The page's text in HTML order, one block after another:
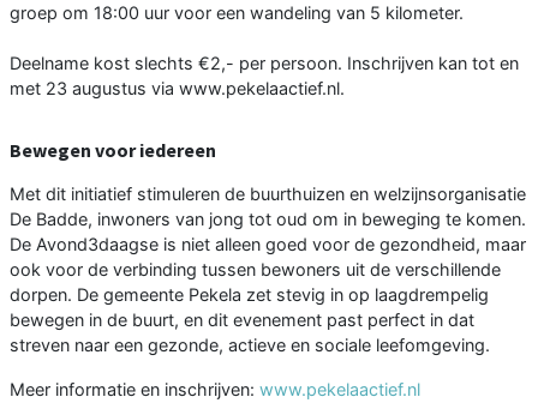
groep om 18:00 uur voor een wandeling van 5 kilometer.
Deelname kost slechts €2,- per persoon. Inschrijven kan tot en
met 23 augustus via www.pekelaactief.nl.
Bewegen voor iedereen
Met dit initiatief stimuleren de buurthuizen en welzijnsorganisatie
De Badde, inwoners van jong tot oud om in beweging te komen.
De Avond3daagse is niet alleen goed voor de gezondheid, maar
ook voor de verbinding tussen bewoners uit de verschillende
dorpen. De gemeente Pekela zet stevig in op laagdrempelig
bewegen in de buurt, en dit evenement past perfect in dat
streven naar een gezonde, actieve en sociale leefomgeving.
Meer informatie en inschrijven: www.pekelaactief.nl